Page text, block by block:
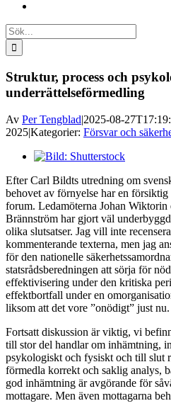
Sök
efter:
Struktur, process och
underrättelseförmedling
Av Per Tengblad|2025-08-
2025|Kategorier: Försvar och
Visa
bild
Efter Carl Bildts utredning om
behovet av förnyelse har en
forum. Ledamöterna Johan Wiktorin
Brännström har gjort väl
olika slutsatser. Jag vill inte
kommenterande texterna, men jag
för den nationelle
statsrådsberedningen att sörja för
effektivisering under den kritiska
effektbortfall under en
liksom att det vore ”onödigt” just nu.
Fortsatt diskussion är viktig, vi
till stor del handlar om inhämtning,
psykologiskt och fysiskt och till slut
förmedla korrekt och saklig analys,
god inhämtning är avgörande för
mottagare. Men även mottagarna